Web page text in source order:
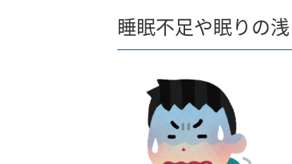
睡眠不足や眠りの